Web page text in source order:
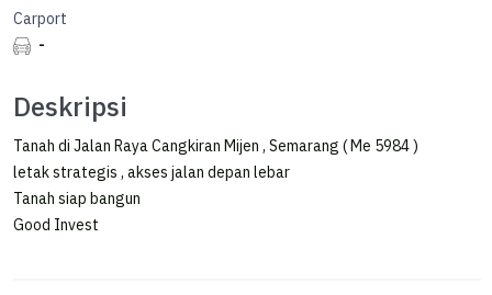
Carport
-
Deskripsi
Tanah di Jalan Raya Cangkiran Mijen , Semarang ( Me 5984 )
letak strategis , akses jalan depan lebar
Tanah siap bangun
Good Invest